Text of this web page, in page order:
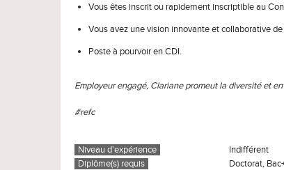
Vous êtes inscrit ou rapidement inscriptible au
Vous avez une vision innovante et collaborative
Poste à pourvoir en CDI.
Employeur engagé, Clariane promeut la diversité et
#refc
Niveau d'expérience
Indifférent
Diplôme(s) requis
Doctorat,